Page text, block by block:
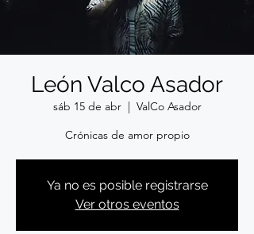
León Valco Asador
sáb 15 de abr
  |
ValCo Asador
Crónicas de amor propio
Ya no es posible registrarse
Ver otros eventos